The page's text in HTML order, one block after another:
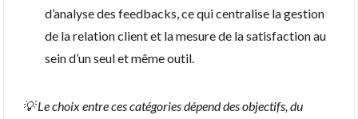
d’analyse des feedbacks, ce qui centralise la gestion
de la relation client et la mesure de la satisfaction au
sein d’un seul et même outil.
💡 Le choix entre ces catégories dépend des objectifs, du